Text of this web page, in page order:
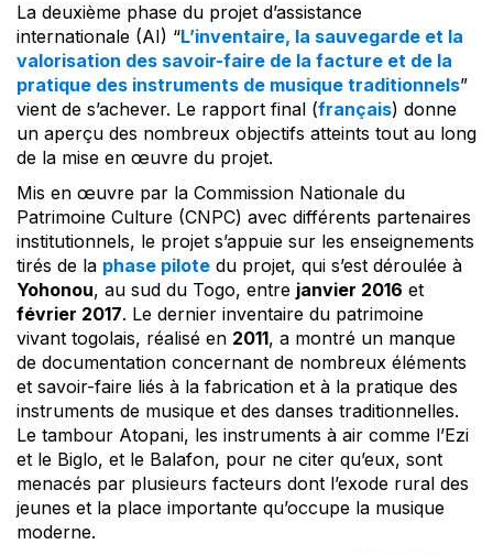
La deuxième phase du projet d’assistance
internationale (AI) “L’inventaire, la sauvegarde et la
valorisation des savoir-faire de la facture et de la
pratique des instruments de musique traditionnels”
vient de s’achever. Le rapport final (français) donne
un aperçu des nombreux objectifs atteints tout au long
de la mise en œuvre du projet.
Mis en œuvre par la Commission Nationale du
Patrimoine Culture (CNPC) avec différents partenaires
institutionnels, le projet s’appuie sur les enseignements
tirés de la phase pilote du projet, qui s’est déroulée à
Yohonou, au sud du Togo, entre janvier 2016 et
février 2017. Le dernier inventaire du patrimoine
vivant togolais, réalisé en 2011, a montré un manque
de documentation concernant de nombreux éléments
et savoir-faire liés à la fabrication et à la pratique des
instruments de musique et des danses traditionnelles.
Le tambour Atopani, les instruments à air comme l’Ezi
et le Biglo, et le Balafon, pour ne citer qu’eux, sont
menacés par plusieurs facteurs dont l’exode rural des
jeunes et la place importante qu’occupe la musique
moderne.